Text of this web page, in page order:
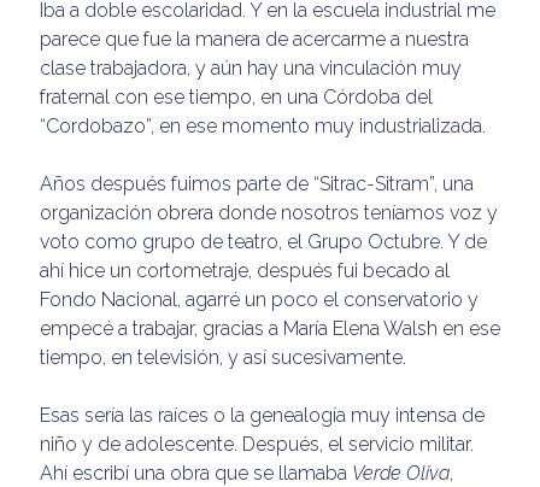
Iba a doble escolaridad. Y en la escuela industrial me
parece que fue la manera de acercarme a nuestra
clase trabajadora, y aún hay una vinculación muy
fraternal con ese tiempo, en una Córdoba del
“Cordobazo”, en ese momento muy industrializada.
Años después fuimos parte de “Sitrac-Sitram”, una
organización obrera donde nosotros teníamos voz y
voto como grupo de teatro, el Grupo Octubre. Y de
ahí hice un cortometraje, después fui becado al
Fondo Nacional, agarré un poco el conservatorio y
empecé a trabajar, gracias a María Elena Walsh en ese
tiempo, en televisión, y así sucesivamente.
Esas sería las raíces o la genealogía muy intensa de
niño y de adolescente. Después, el servicio militar.
Ahí escribí una obra que se llamaba Verde Oliva,